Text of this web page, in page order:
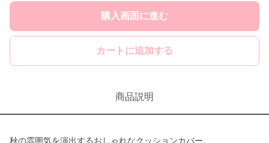
購入画面に進む
カートに追加する
商品説明
秋の雰囲気を演出するおしゃれなクッションカバー。